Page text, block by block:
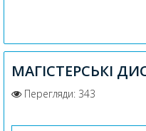
МАГІСТЕРСЬКІ
Перегляди: 343